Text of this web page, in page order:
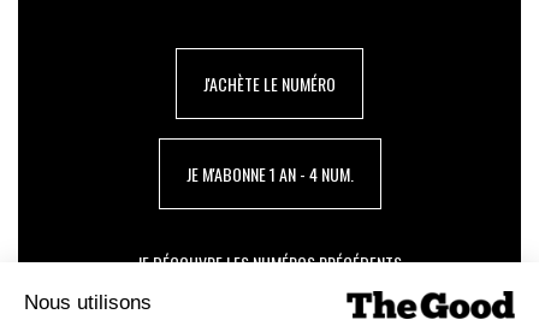
J'ACHÈTE LE NUMÉRO
JE M'ABONNE 1 AN - 4 NUM.
JE DÉCOUVRE LES NUMÉROS PRÉCÉDENTS